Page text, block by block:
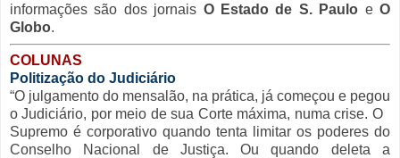
informações são dos jornais O Estado de S. Paulo eO
Globo.
COLUNAS
Politização do Judiciário
“O julgamento do mensalão, na prática, já começou e pegou
o Judiciário, por meio de sua Corte máxima, numa crise. O
Supremo é corporativo quando tenta limitar os poderes do
Conselho Nacional de Justiça. Ou quando deleta a